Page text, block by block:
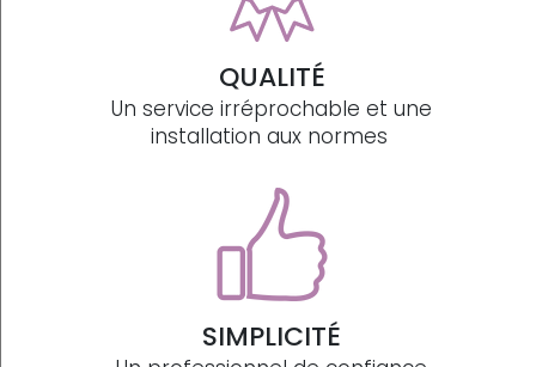
QUALITÉ
Un service irréprochable et une
installation aux normes
SIMPLICITÉ